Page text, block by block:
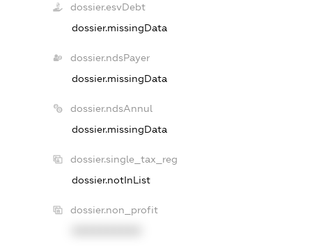
dossier.esvDebt
dossier.missingData
dossier.ndsPayer
dossier.missingData
dossier.ndsAnnul
dossier.missingData
dossier.single_tax_reg
dossier.notInList
dossier.non_profit